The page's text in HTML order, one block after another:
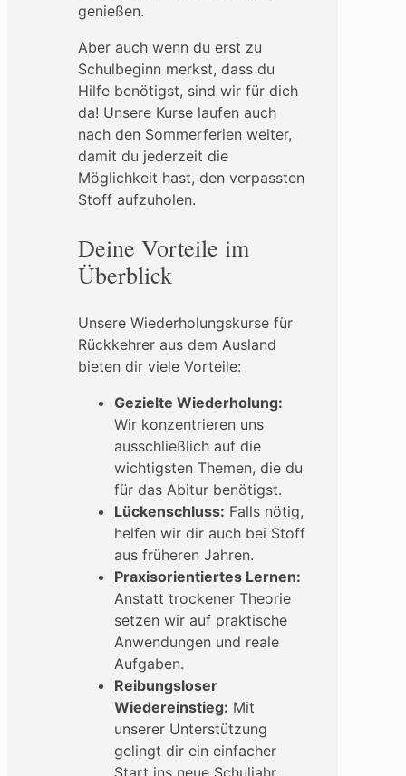
genießen.
Aber auch wenn du erst zu
Schulbeginn merkst, dass du
Hilfe benötigst, sind wir für dich
da! Unsere Kurse laufen auch
nach den Sommerferien weiter,
damit du jederzeit die
Möglichkeit hast, den verpassten
Stoff aufzuholen.
Deine Vorteile im
Überblick
Unsere Wiederholungskurse für
Rückkehrer aus dem Ausland
bieten dir viele Vorteile:
Gezielte Wiederholung:
Wir konzentrieren uns
ausschließlich auf die
wichtigsten Themen, die du
für das Abitur benötigst.
Lückenschluss: Falls nötig,
helfen wir dir auch bei Stoff
aus früheren Jahren.
Praxisorientiertes Lernen:
Anstatt trockener Theorie
setzen wir auf praktische
Anwendungen und reale
Aufgaben.
Reibungsloser
Wiedereinstieg: Mit
unserer Unterstützung
gelingt dir ein einfacher